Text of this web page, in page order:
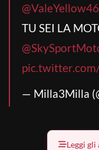
@ValeYellow46
TU SEI LA
— Milla3Milla
Leggi